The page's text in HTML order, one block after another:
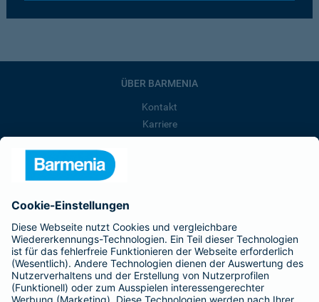
ÜBER BARMENIA
Kontakt
Karriere
Barmenia ist Teil der BarmeniaGothaer
BELIEBTE SEITEN
Kranken-Zusatzversicherung
Tierversicherungen
Haftpflichtversicherung